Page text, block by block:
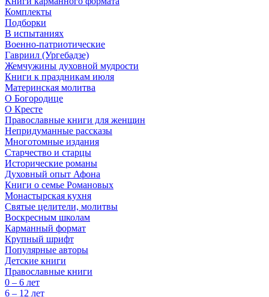
Комплекты
Подборки
В испытаниях
Военно-патриотические
Гавриил (Ургебадзе)
Жемчужины духовной мудрости
Книги к праздникам июля
Материнская молитва
О Богородице
О Кресте
Православные книги для женщин
Непридуманные рассказы
Многотомные издания
Старчество и старцы
Исторические романы
Духовный опыт Афона
Книги о семье Романовых
Монастырская кухня
Святые целители, молитвы
Воскресным школам
Карманный формат
Крупный шрифт
Популярные авторы
Детские книги
Православные книги
0 – 6 лет
6 – 12 лет